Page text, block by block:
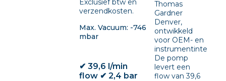
Exclusief btw en
verzendkosten.
Max. Vacuum: -746
mbar
✔ 39,6 l/min
flow ✔ 2,4 bar
Thomas
Gardner
Denver,
ontwikkeld
voor OEM- en
De pomp
levert een
flow van 39,6